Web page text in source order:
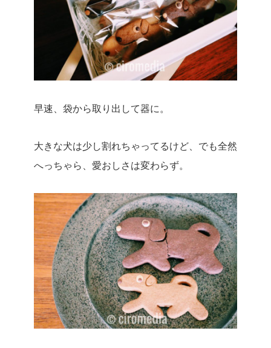
早速、袋から取り出して器に。
大きな犬は少し割れちゃってるけど、でも全然
へっちゃら、愛おしさは変わらず。